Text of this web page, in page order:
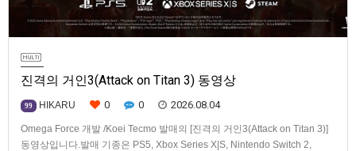
진격의 거인3(Attack on Titan 3) 동영상
99 HIKARU 0 0 2026.08.04
Omega Force 개발 /Koei Tecmo 발매의 [진격의 거인3(Attack on Titan 3)]
동영상입니다.발매 기종은 PS5, Xbox Series X|S, Nintendo Switch 2,